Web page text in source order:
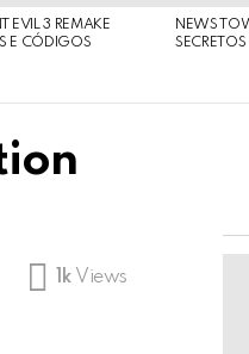
EVIL 3 REMAKE
E CÓDIGOS
NEWS
SECRETOS
1k Views